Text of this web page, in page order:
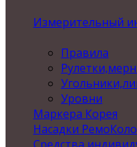
Измерительный
Правила
Уровни
Маркера Корея
Насадки